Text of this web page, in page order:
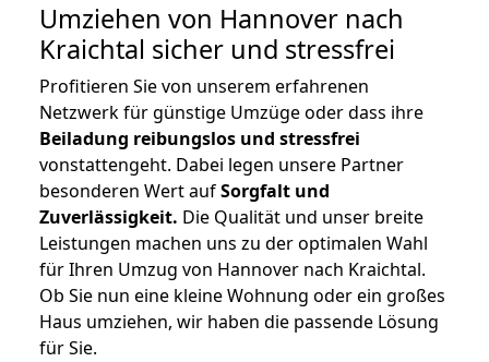
Umziehen von Hannover nach
Kraichtal sicher und stressfrei
Profitieren Sie von unserem erfahrenen
Netzwerk für günstige Umzüge oder dass ihre
Beiladung reibungslos und stressfrei
vonstattengeht. Dabei legen unsere Partner
besonderen Wert aufSorgfalt und
Zuverlässigkeit. Die Qualität und unser breite
Leistungen machen uns zu der optimalen Wahl
für Ihren Umzug von Hannover nach Kraichtal.
Ob Sie nun eine kleine Wohnung oder ein großes
Haus umziehen, wir haben die passende Lösung
für Sie.